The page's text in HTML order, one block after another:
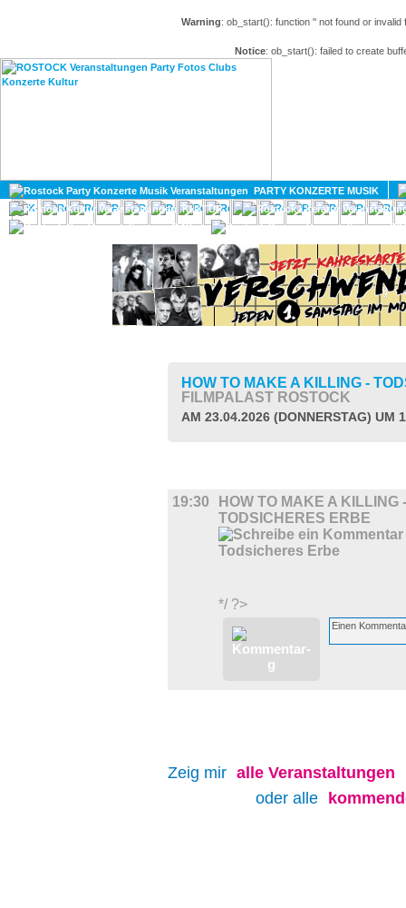
Warning: ob_start(): function '' not found or
Notice: ob_start(): failed to create
PARTY KONZERTE MUSIK
KULTUR
GAY
HOW TO MAKE A KILLING -
FILMPALAST ROSTOCK
AM 23.04.2026 (DONNERSTAG) UM
19:30
HOW TO MAKE A KILLING -
TODSICHERES ERBE
*/ ?>
Zeig mir alle Veranstaltungen
oder alle